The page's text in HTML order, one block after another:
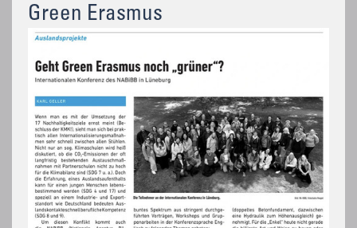
Green Erasmus